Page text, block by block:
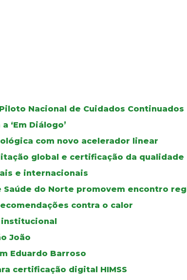
Nacional de Cuidados Continuados
‘Em Diálogo’
com novo acelerador linear
global e certificação da qualidade
e internacionais
Saúde do Norte promovem encontro
contra o calor
institucional
João
Eduardo Barroso
certificação digital HIMSS